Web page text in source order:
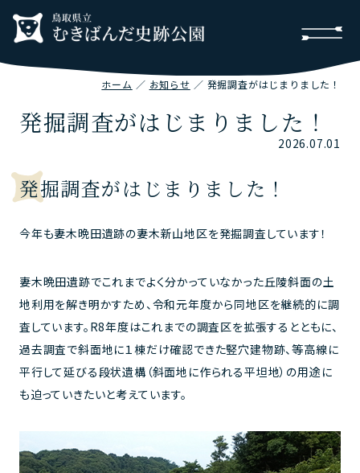
ホーム お知らせ 発掘調査がはじまりました！
発掘調査がはじまりました！
2026.07.01
発掘調査がはじまりました！
今年も妻木晩田遺跡の妻木新山地区を発掘調査しています！
妻木晩田遺跡でこれまでよく分かっていなかった丘陵斜面の土
地利用を解き明かすため、令和元年度から同地区を継続的に調
査しています。 R8年度はこれまでの調査区を拡張するとともに、
過去調査で斜面地に１棟だけ確認できた竪穴建物跡、等高線に
平行して延びる段状遺構（斜面地に作られる平坦地）の用途に
も迫っていきたいと考えています。